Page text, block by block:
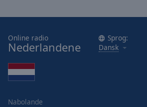
Online radio
Nederlandene
Sprog:
Dansk
Nabolande